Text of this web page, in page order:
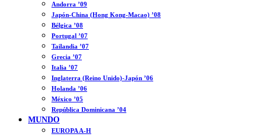
Andorra ’09
Japón-China (Hong Kong-Macao) ’08
Bélgica ’08
Portugal ’07
Tailandia ’07
Grecia ’07
Italia ’07
Inglaterra (Reino Unido)-Japón ’06
Holanda ’06
México ’05
República Dominicana ’04
MUNDO
EUROPA A-H